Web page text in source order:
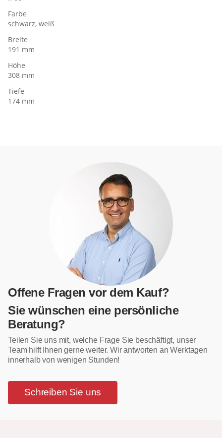
Farbe
schwarz, weiß
Breite
191 mm
Höhe
308 mm
Tiefe
174 mm
Offene Fragen vor dem Kauf?
Sie wünschen eine persönliche
Beratung?
Teilen Sie uns mit, welche Frage Sie beschäftigt, unser
Team hilft Ihnen gerne weiter. Wir antworten an Werktagen
innerhalb von wenigen Stunden!
Schreiben Sie uns